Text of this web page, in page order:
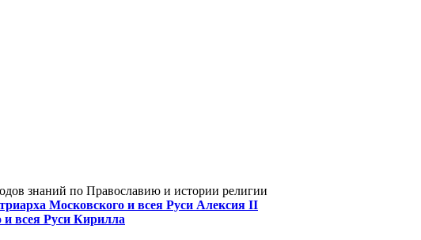
знаний по Православию и истории религии
Московского и всея Руси Алексия II
всея Руси Кирилла